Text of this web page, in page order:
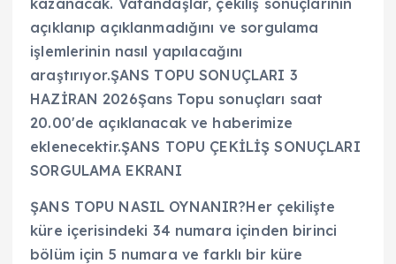
açıklanıp açıklanmadığını ve sorgulama
işlemlerinin nasıl yapılacağını
araştırıyor.ŞANS TOPU SONUÇLARI 3
HAZİRAN 2026Şans Topu sonuçları saat
20.00'de açıklanacak ve haberimize
eklenecektir.ŞANS TOPU ÇEKİLİŞ SONUÇLARI
SORGULAMA EKRANI
ŞANS TOPU NASIL OYNANIR?Her çekilişte
küre içerisindeki 34 numara içinden birinci
bölüm için 5 numara ve farklı bir küre